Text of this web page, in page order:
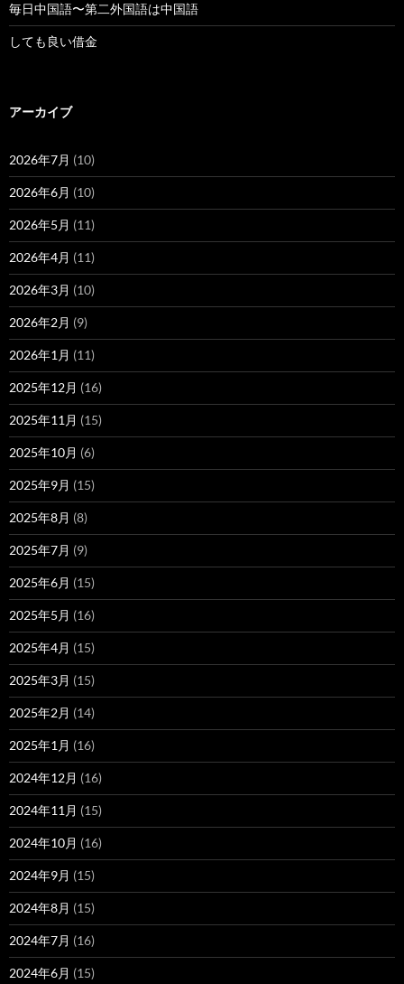
毎日中国語〜第二外国語は中国語
しても良い借金
アーカイブ
2026年7月 (10)
2026年6月 (10)
2026年5月 (11)
2026年4月 (11)
2026年3月 (10)
2026年2月 (9)
2026年1月 (11)
2025年12月 (16)
2025年11月 (15)
2025年10月 (6)
2025年9月 (15)
2025年8月 (8)
2025年7月 (9)
2025年6月 (15)
2025年5月 (16)
2025年4月 (15)
2025年3月 (15)
2025年2月 (14)
2025年1月 (16)
2024年12月 (16)
2024年11月 (15)
2024年10月 (16)
2024年9月 (15)
2024年8月 (15)
2024年7月 (16)
2024年6月 (15)